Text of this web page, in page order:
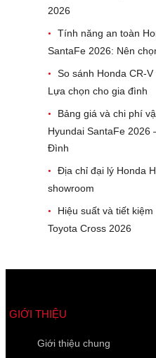
2026
•
Tính năng an toàn
SantaFe 2026: Nên
•
So sánh Honda CR-
Lựa chọn cho gia đình
•
Bảng giá và chi phí
Hyundai SantaFe
Đình
•
Địa chỉ đại lý Honda
showroom
•
Hiệu suất và tiết
Toyota Cross 2026
GIỚI THIỆU
Giới thiệu chung